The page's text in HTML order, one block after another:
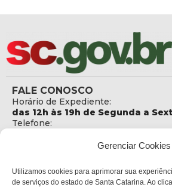
Gerenciar Cookies
Utilizamos cookies para aprimorar sua
de serviços do estado de Santa Catarina. Ao
FALE CONOSCO
Horário de Expediente:
das 12h às 19h de Segunda a
Telefone:
Telefone da Ouvidoria:
0800-6448500